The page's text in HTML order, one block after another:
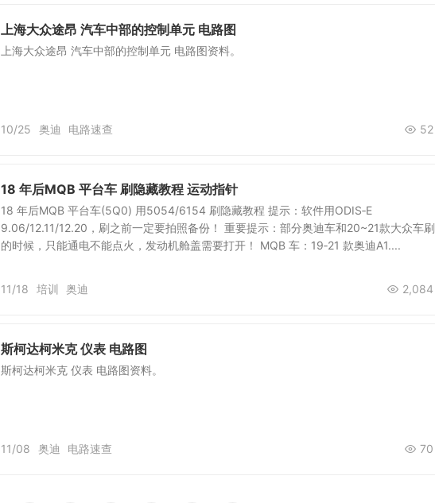
上海大众途昂 汽车中部的控制单元 电路图
上海大众途昂 汽车中部的控制单元 电路图资料。
10/25 52
奥迪 电路速查
18 年后MQB 平台车 刷隐藏教程 运动指针
18 年后MQB 平台车(5Q0) 用5054/6154 刷隐藏教程 提示：软件用ODIS‐E
9.06/12.11/12.20，刷之前一定要拍照备份！ 重要提示：部分奥迪车和20~21款大众车刷
的时候，只能通电不能点火，发动机舱盖需要打开！ MQB 车：19‐21 款奥迪A1....
11/18 2,084
培训 奥迪
斯柯达柯米克 仪表 电路图
斯柯达柯米克 仪表 电路图资料。
11/08 70
奥迪 电路速查